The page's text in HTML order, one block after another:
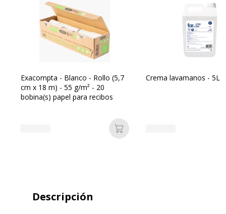
Exacompta - Blanco - Rollo (5,7
cm x 18 m) - 55 g/m² - 20
bobina(s) papel para recibos
Añadir a la cesta
Crema lavamanos - 5L
Descripción